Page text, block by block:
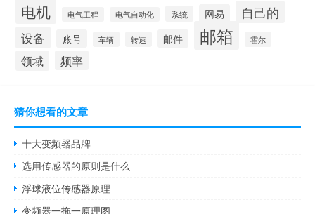
电机 电气工程 电气自动化 系统 网易 自己的
设备 账号 车辆 转速 邮件 邮箱 霍尔
领域 频率
猜你想看的文章
十大变频器品牌
选用传感器的原则是什么
浮球液位传感器原理
变频器一拖一原理图